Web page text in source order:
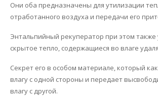
Вакансии
Осушитель в бассейн под ключ
Проектирование
Вентиляция
Кондиционеры
Отопление
Частые вопросы
[RU|UA]
Они оба предназначены для утилизации
отработанного воздуха и передачи его
Энтальпийный рекуператор при этом также
скрытое тепло, содержащиеся во влаге
Секрет его в особом материале, который
влагу с одной стороны и передает
влагу с другой.